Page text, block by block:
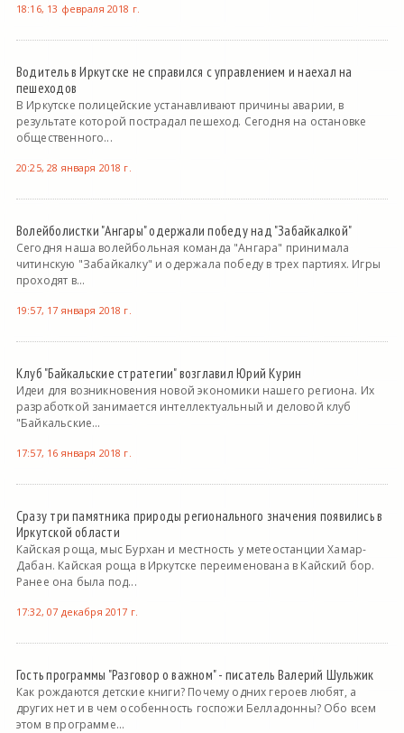
18:16, 13 февраля 2018 г.
Водитель в Иркутске не справился с управлением и наехал на
пешеходов
В Иркутске полицейские устанавливают причины аварии, в
результате которой пострадал пешеход. Сегодня на остановке
общественного...
20:25, 28 января 2018 г.
Волейболистки "Ангары" одержали победу над "Забайкалкой"
Сегодня наша волейбольная команда "Ангара" принимала
читинскую "Забайкалку" и одержала победу в трех партиях. Игры
проходят в...
19:57, 17 января 2018 г.
Клуб "Байкальские стратегии" возглавил Юрий Курин
Идеи для возникновения новой экономики нашего региона. Их
разработкой занимается интеллектуальный и деловой клуб
"Байкальские...
17:57, 16 января 2018 г.
Сразу три памятника природы регионального значения появились в
Иркутской области
Кайская роща, мыс Бурхан и местность у метеостанции Хамар-
Дабан. Кайская роща в Иркутске переименована в Кайский бор.
Ранее она была под...
17:32, 07 декабря 2017 г.
Гость программы "Разговор о важном" - писатель Валерий Шульжик
Как рождаются детские книги? Почему одних героев любят, а
других нет и в чем особенность госпожи Белладонны? Обо всем
этом в программе...